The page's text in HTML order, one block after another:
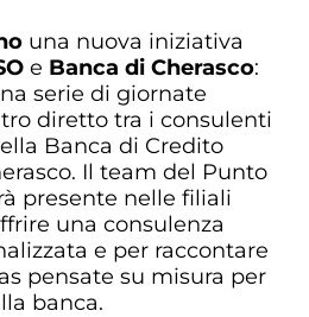
una nuova iniziativa
e Banca di Cherasco:
serie di giornate
diretto tra i consulenti
Banca di Credito
Il team del Punto
presente nelle filiali
una consulenza
e per raccontare
pensate su misura per
banca.